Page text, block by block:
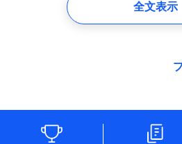
ユーザー登録受付および、管理のた
しくは委託を受けている保険会社
関する情報を提供し、金融商品等
た維持管理等の委託業務遂行のた
情報を取引のある他の保険会社の
るために利用させていただくことが
各種セミナーの開催のため
全文表示